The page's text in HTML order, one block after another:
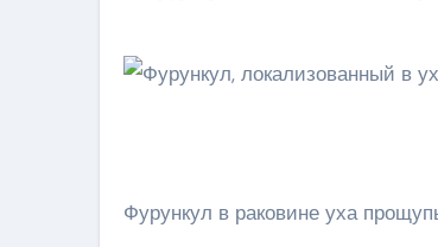
Фурункул в раковине уха